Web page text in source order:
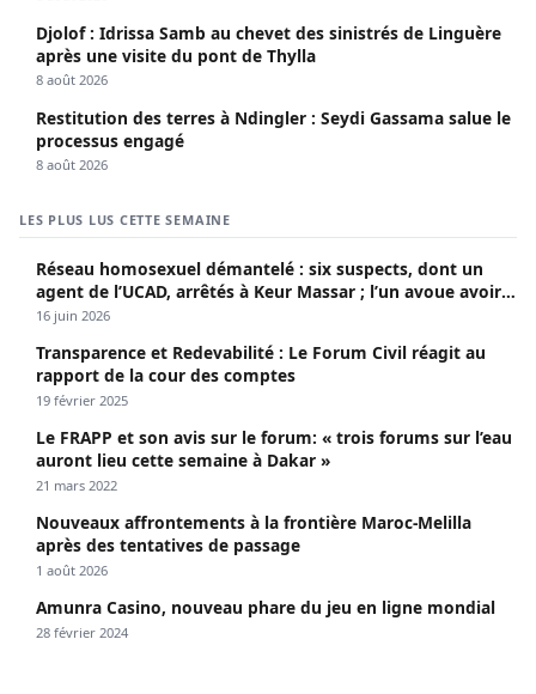
Djolof : Idrissa Samb au chevet des sinistrés de Linguère
après une visite du pont de Thylla
8 août 2026
Restitution des terres à Ndingler : Seydi Gassama salue le
processus engagé
8 août 2026
LES PLUS LUS CETTE SEMAINE
Réseau homosexuel démantelé : six suspects, dont un
agent de l’UCAD, arrêtés à Keur Massar ; l’un avoue avoir
propagé le VIH depuis 2018
16 juin 2026
Transparence et Redevabilité : Le Forum Civil réagit au
rapport de la cour des comptes
19 février 2025
Le FRAPP et son avis sur le forum: « trois forums sur l’eau
auront lieu cette semaine à Dakar »
21 mars 2022
Nouveaux affrontements à la frontière Maroc-Melilla
après des tentatives de passage
1 août 2026
Amunra Casino, nouveau phare du jeu en ligne mondial
28 février 2024